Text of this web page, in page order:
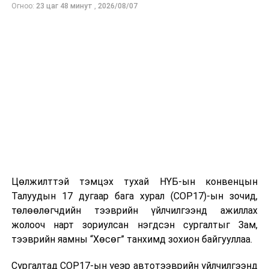
Ерөнхий сайдын айлчлалын мөрөөр хэрэгжүүлэх
ажлууд эхнээсээ биелж байгааг мэдээлж, цаашид
эрчимжүүлэхэд онцгой анхаарал хандуулж ажиллахаа
илэрхийлэв.
Огноо: 23 цаг 48 минут , 2026/08/07
Цөлжилттэй тэмцэх тухай НҮБ-ын конвенцын
Талуудын 17 дугаар бага хурал (COP17)-ын зочид,
төлөөлөгчдийн тээврийн үйлчилгээнд ажиллах
жолооч нарт зориулсан нэгдсэн сургалтыг Зам,
тээврийн яамны “Хөсөг” танхимд зохион байгууллаа.
Сургалтад COP17-ын үеэр автотээврийн үйлчилгээнд